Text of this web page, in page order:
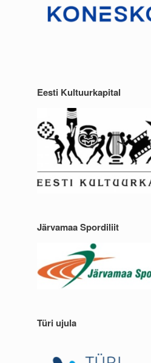
Eesti Kultuurkapital
Järvamaa Spordiliit
Türi ujula